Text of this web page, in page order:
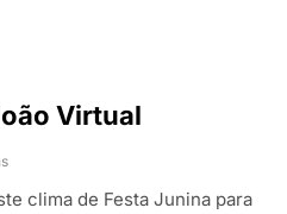
Virtual
clima de Festa Junina para